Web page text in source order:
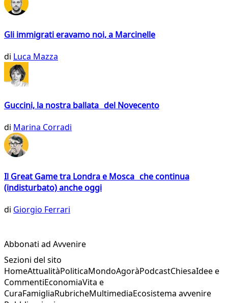
Gli immigrati eravamo noi, a Marcinelle
di Luca Mazza
Guccini, la nostra ballata del Novecento
di Marina Corradi
Il Great Game tra Londra e Mosca che continua
(indisturbato) anche oggi
di Giorgio Ferrari
Abbonati ad Avvenire
Sezioni del sito
HomeAttualitàPoliticaMondoAgoràPodcastChiesaIdee e
CommentiEconomiaVita e
CuraFamigliaRubricheMultimediaEcosistema avvenire